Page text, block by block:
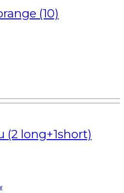
(10)
(2 long+1short)